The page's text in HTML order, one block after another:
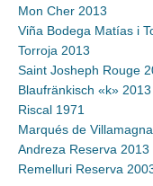
Mon Cher 2013
Viña Bodega Matías i
Torroja 2013
Saint Josheph Rouge
Blaufränkisch «k» 2013
Riscal 1971
Marqués de
Andreza Reserva 2013
Remelluri Reserva